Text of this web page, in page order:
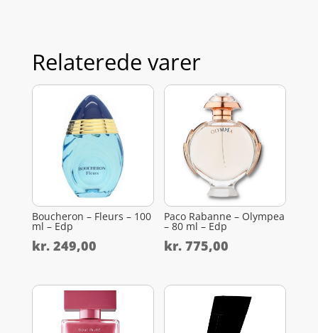
Relaterede varer
Boucheron – Fleurs – 100
ml – Edp
kr.249,00
Paco Rabanne – Olympea
– 80 ml – Edp
kr. 775,00